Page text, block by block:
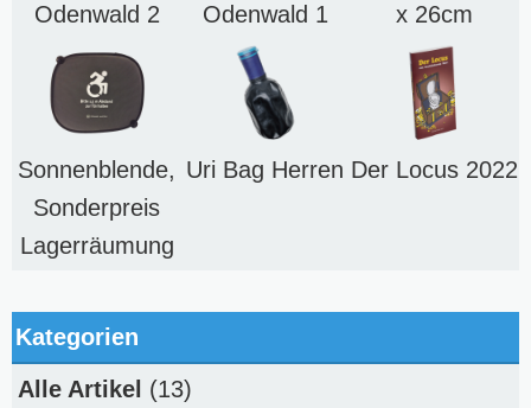
Odenwald 2
Odenwald 1
x 26cm
Sonnenblende,
Sonderpreis
Lagerräumung
Uri Bag Herren Der Locus 2022
Kategorien
Alle Artikel (13)